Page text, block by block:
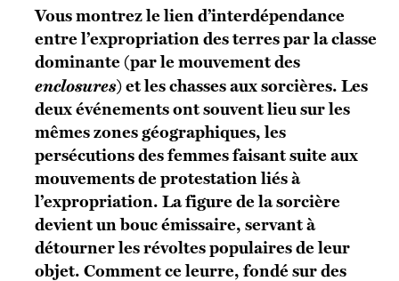
Vous montrez le lien d’interdépendance
entre l’expropriation des terres par la classe
dominante (par le mouvement des
enclosures) et les chasses aux sorcières. Les
deux événements ont souvent lieu sur les
mêmes zones géographiques, les
persécutions des femmes faisant suite aux
mouvements de protestation liés à
l’expropriation. La figure de la sorcière
devient un bouc émissaire, servant à
détourner les révoltes populaires de leur
objet. Comment ce leurre, fondé sur des